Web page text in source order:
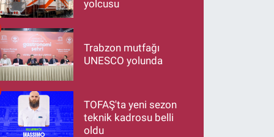
yolcusu
Trabzon mutfağı
UNESCO yolunda
TOFAŞ'ta yeni sezon
teknik kadrosu belli
oldu